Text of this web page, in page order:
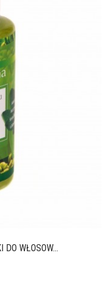
WŁOSÓW...